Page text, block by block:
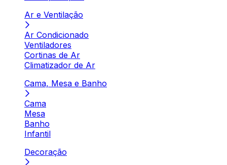
Ar e Ventilação
Ar Condicionado
Ventiladores
Cortinas de Ar
Climatizador de Ar
Cama, Mesa e Banho
Cama
Mesa
Banho
Infantil
Decoração